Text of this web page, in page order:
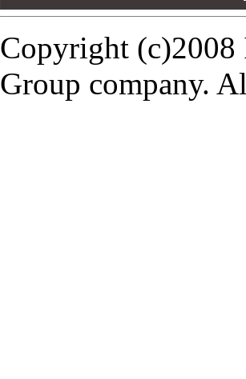
Copyright (c)2008
Group company.